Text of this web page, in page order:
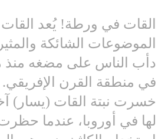
القات في ورطة! يُعد
الموضوعات الشائكة
دأب الناس على مضغه منذ
خسرت نبتة القات (يسار)
لها في أوروبا، عندما حظرت